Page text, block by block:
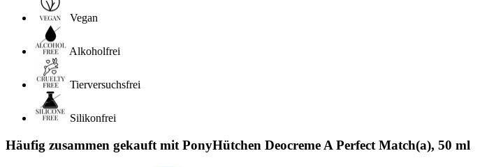
Vegan
Alkoholfrei
Tierversuchsfrei
Silikonfrei
Häufig zusammen gekauft mit PonyHütchen Deocreme A Perfect Match(a), 50 ml